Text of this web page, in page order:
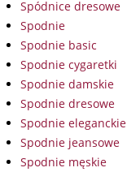
Spódnice dresowe
Spodnie
Spodnie basic
Spodnie cygaretki
Spodnie damskie
Spodnie dresowe
Spodnie eleganckie
Spodnie jeansowe
Spodnie męskie